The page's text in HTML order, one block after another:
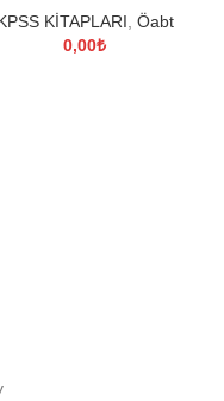
KİTAPLARI Öabt
0,00₺